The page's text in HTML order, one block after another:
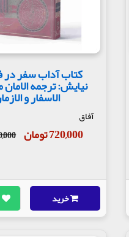
کتاب آداب سفر
نیایش: ترجمه
الاسفار و
آفاق
720,000 تومان
خرید